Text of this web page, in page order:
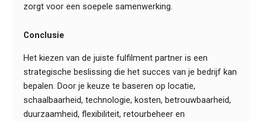
zorgt voor een soepele samenwerking.
Conclusie
Het kiezen van de juiste fulfilment partner is een
strategische beslissing die het succes van je bedrijf kan
bepalen. Door je keuze te baseren op locatie,
schaalbaarheid, technologie, kosten, betrouwbaarheid,
duurzaamheid, flexibiliteit, retourbeheer en